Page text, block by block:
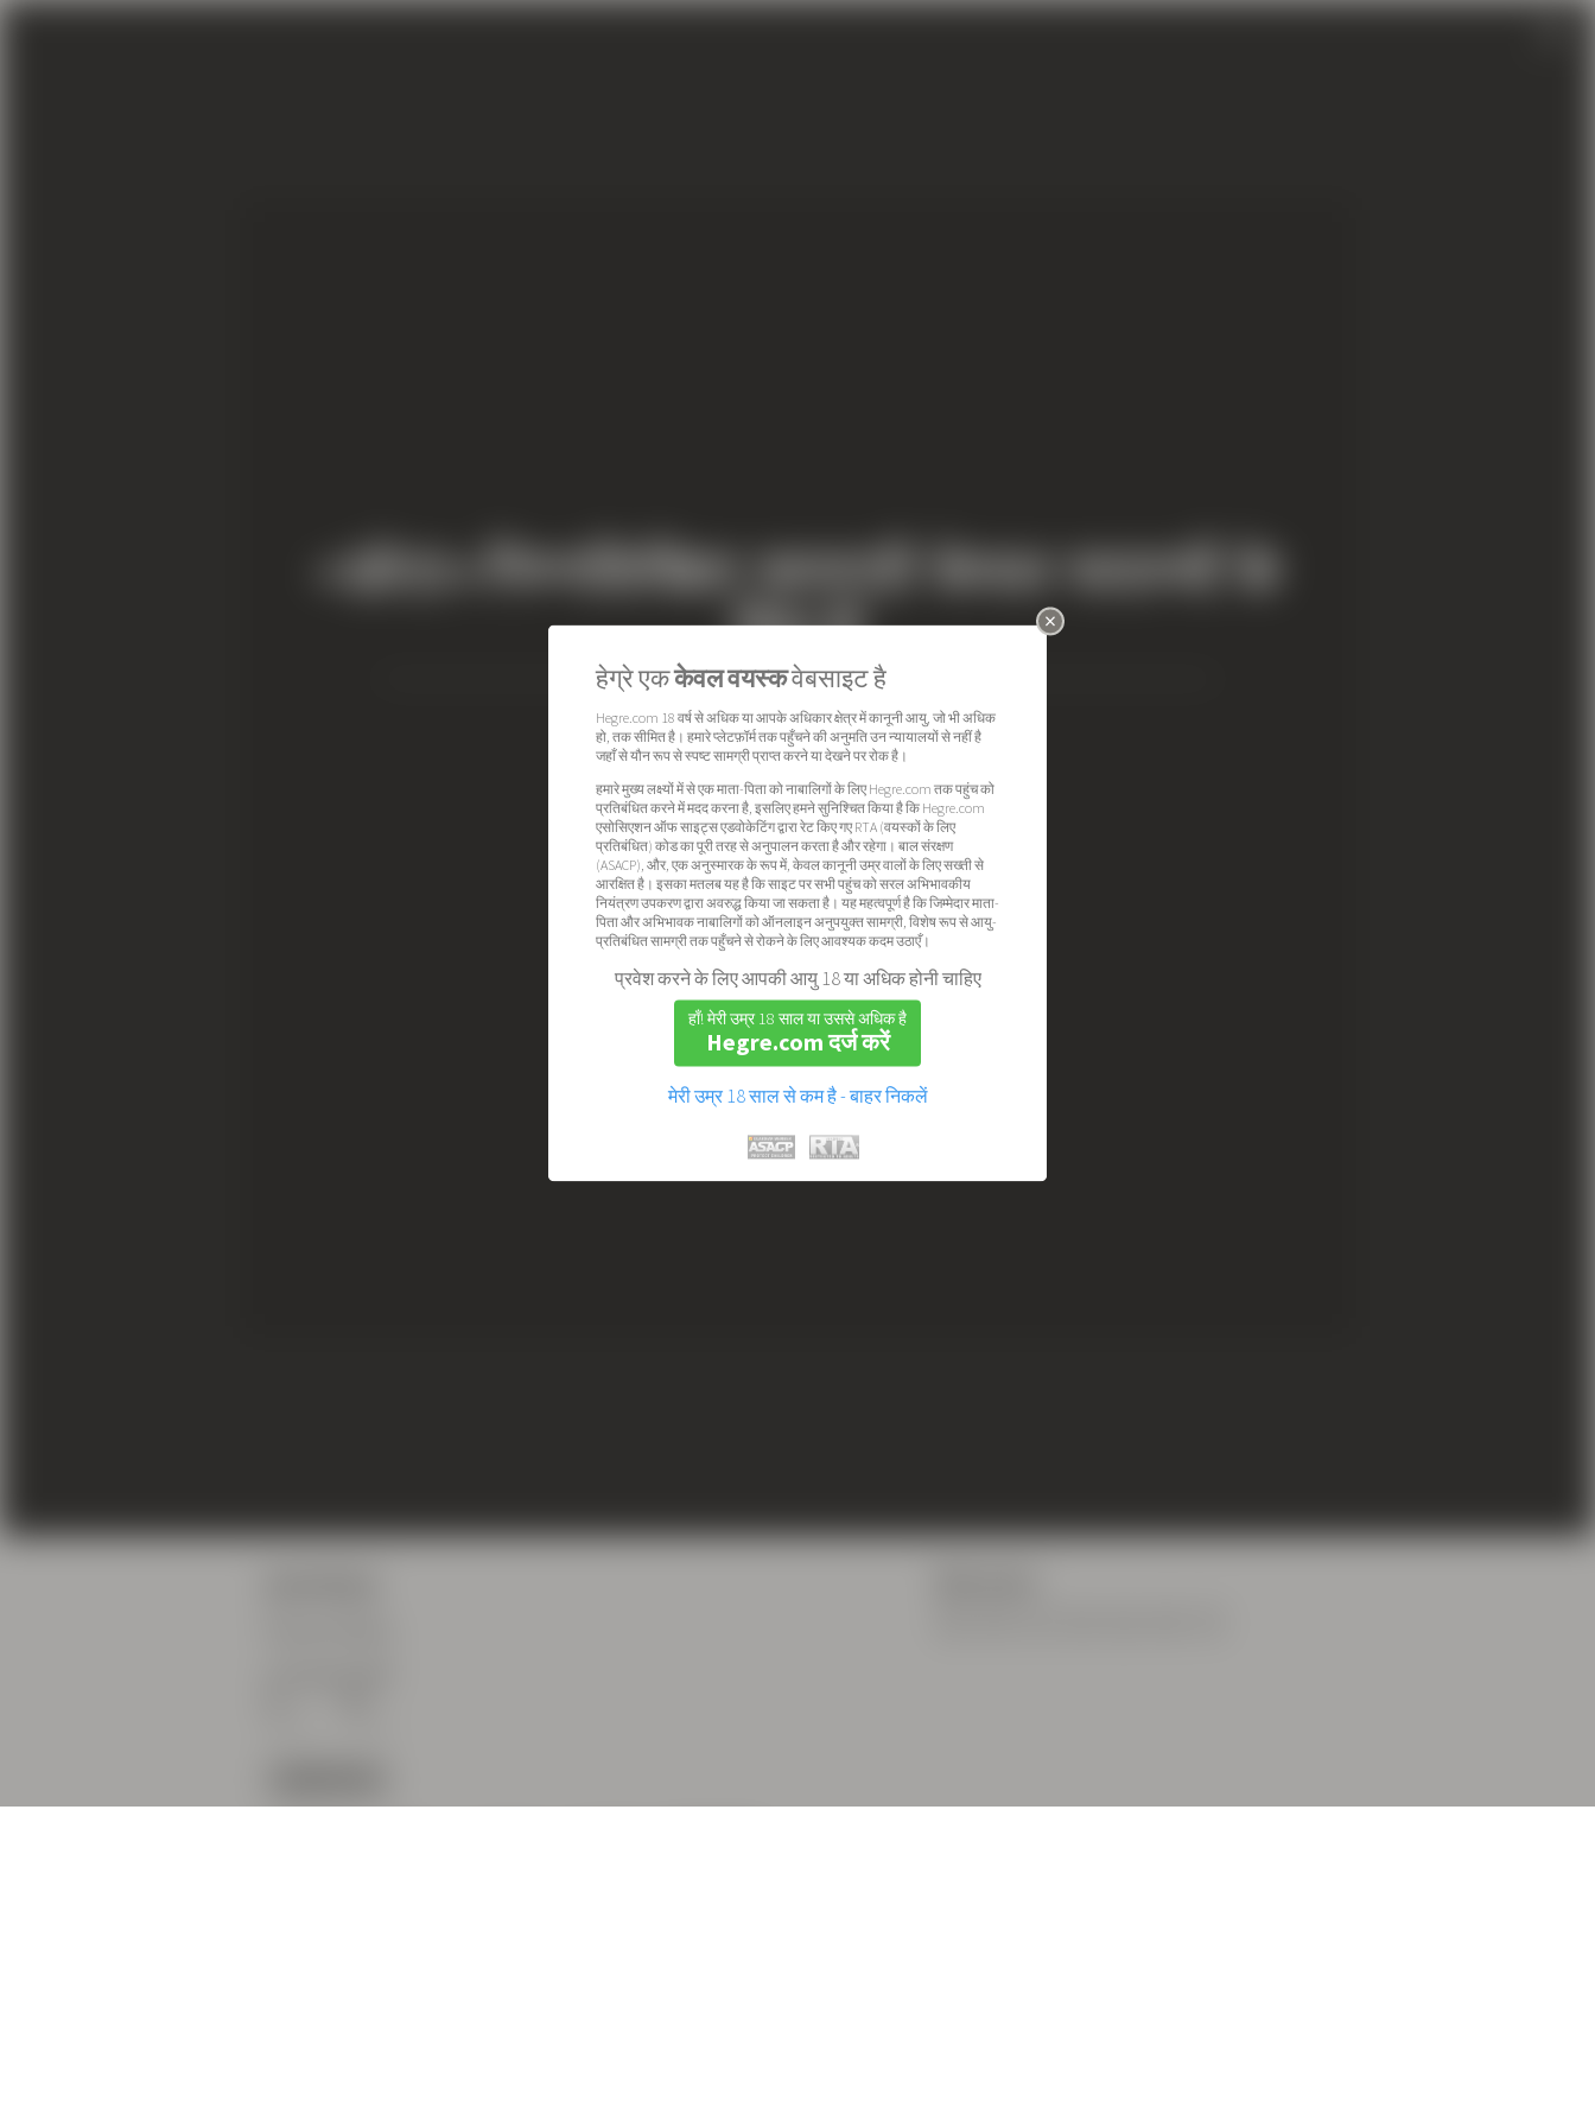
<छोटा>निम्नलिखित सामग्री केवल सदस्यों के
लिए है
Hegre.com की सदस्यता का मूल्य
प्रति दिन $0.21 से कम!
अभी तुरंत पहुंच प्राप्त करें!
क्या पहले से ही सदस्य हैं?लॉगिन करें
×
हेग्रे एककेवल वयस्कवेबसाइट है
Hegre.com 18 वर्ष से अधिक या आपके अधिकार क्षेत्र में कानूनी आयु, जो भी अधिक
हो, तक सीमित है। हमारे प्लेटफ़ॉर्म तक पहुँचने की अनुमति उन न्यायालयों से नहीं है
जहाँ से यौन रूप से स्पष्ट सामग्री प्राप्त करने या देखने पर रोक है।
हमारे मुख्य लक्ष्यों में से एक माता-पिता को नाबालिगों के लिए Hegre.com तक पहुंच को
प्रतिबंधित करने में मदद करना है, इसलिए हमने सुनिश्चित किया है कि Hegre.com
एसोसिएशन ऑफ साइट्स एडवोकेटिंग द्वारा रेट किए गए RTA (वयस्कों के लिए
प्रतिबंधित) कोड का पूरी तरह से अनुपालन करता है और रहेगा। बाल संरक्षण
(ASACP), और, एक अनुस्मारक के रूप में, केवल कानूनी उम्र वालों के लिए सख्ती से
आरक्षित है। इसका मतलब यह है कि साइट पर सभी पहुंच को सरल अभिभावकीय
नियंत्रण उपकरण द्वारा अवरुद्ध किया जा सकता है। यह महत्वपूर्ण है कि जिम्मेदार माता-
पिता और अभिभावक नाबालिगों को ऑनलाइन अनुपयुक्त सामग्री, विशेष रूप से आयु-
प्रतिबंधित सामग्री तक पहुँचने से रोकने के लिए आवश्यक कदम उठाएँ।
प्रवेश करने के लिए आपकी आयु 18 या अधिक होनी चाहिए
हाँ! मेरी उम्र 18 साल या उससे अधिक है
Hegre.com दर्ज करें
मेरी उम्र 18 साल से कम है - बाहर निकलें